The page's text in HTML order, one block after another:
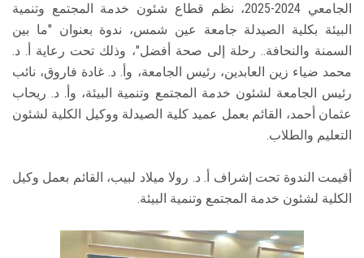
الجامعي 2024-2025، نظم قطاع شئون خدمة المجتمع وتنمية
البيئة بكلية الصيدلة جامعة عين شمس، ندوة بعنوان "ما بين
السمنة والنحافة.. رحلة إلى صحة أفضل"، وذلك تحت رعاية أ. د.
محمد ضياء زين العابدين، رئيس الجامعة، وأ. د. غادة فاروق، نائب
رئيس الجامعة لشئون خدمة المجتمع وتنمية البيئة، وأ. د. ريحاب
عثمان أحمد، القائم بعمل عميد كلية الصيدلة ووكيل الكلية لشئون
التعليم والطلاب.
أقيمت الندوة تحت إشراف أ. د. رولا ميلاد لبيب، القائم بعمل وكيل
الكلية لشئون خدمة المجتمع وتنمية البيئة.